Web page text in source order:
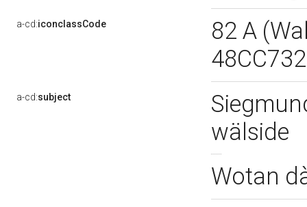
a-cd:iconclassCode
82 A
a-cd:subject
wälside
Wotan